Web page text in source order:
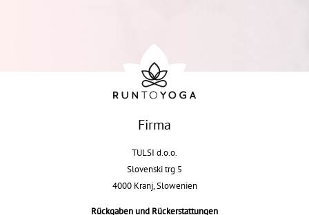
Firma
TULSI d.o.o.
Slovenski trg 5
4000 Kranj, Slowenien
Rückgaben und Rückerstattungen